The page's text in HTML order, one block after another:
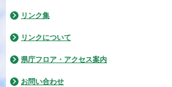
リンク集
リンクについて
県庁フロア・アクセス案内
お問い合わせ